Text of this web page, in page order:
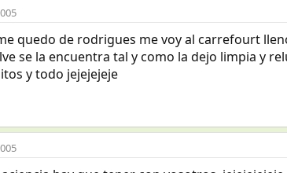
quedo de rodrigues me voy al carrefourt
se la encuentra tal y como la dejo limpia y
y todo jejejejeje